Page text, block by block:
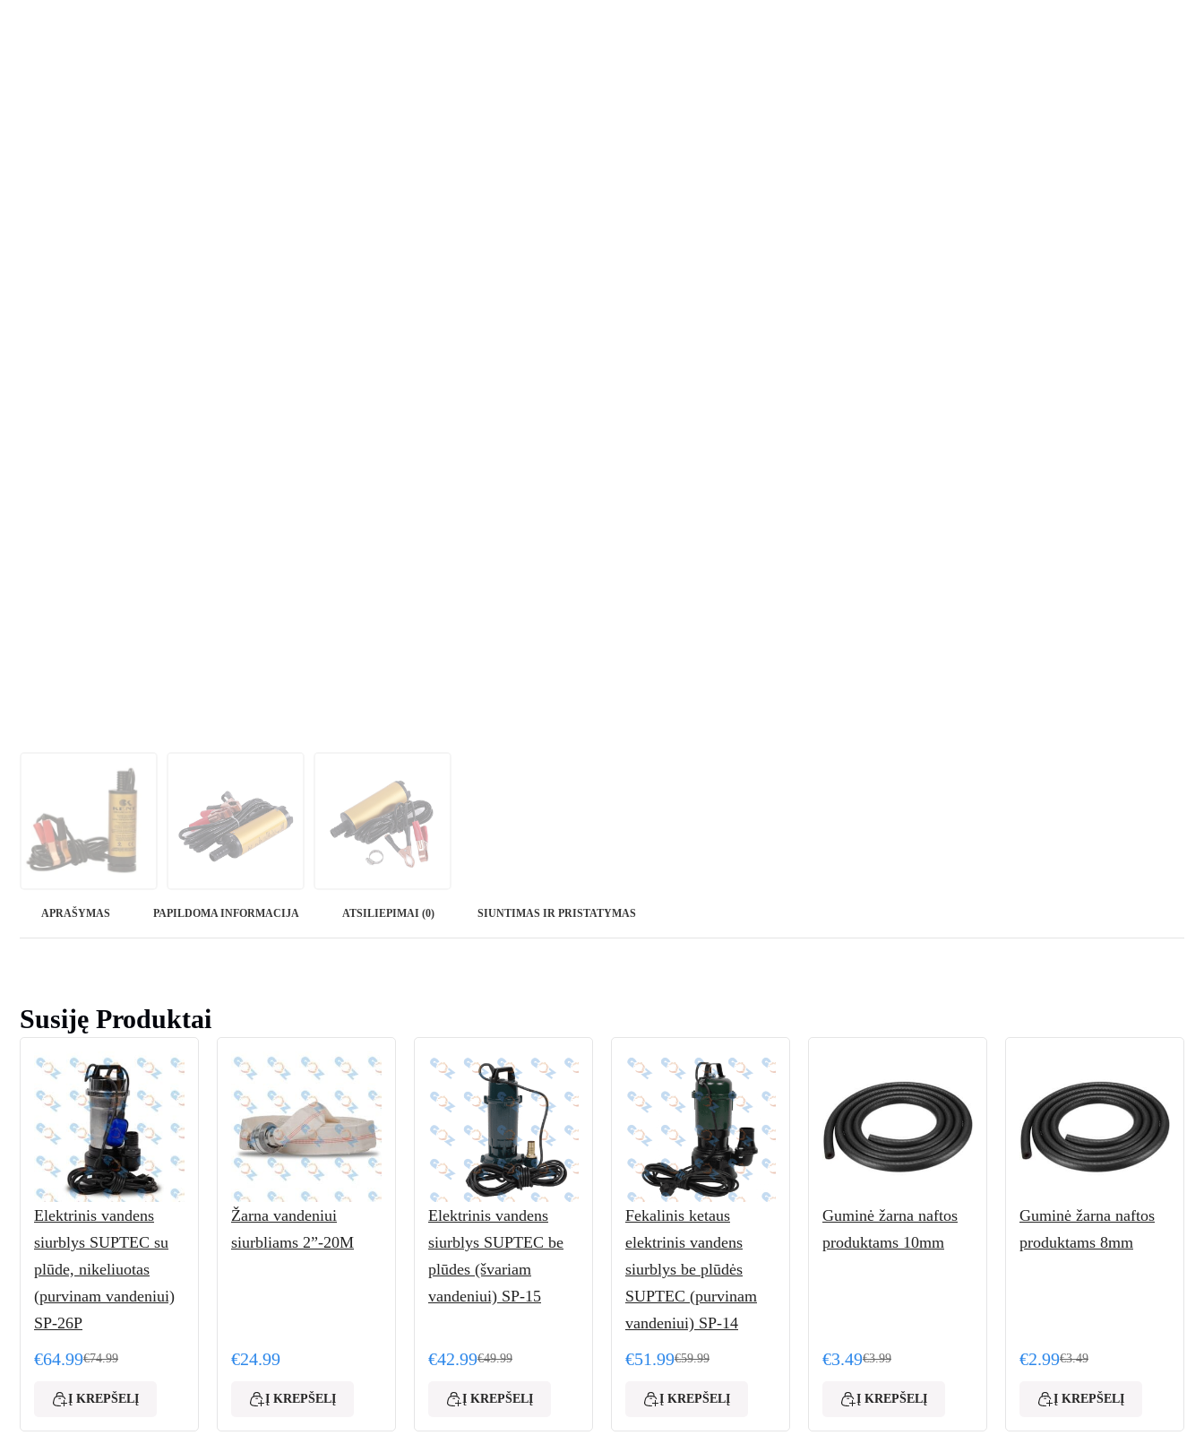
APRAŠYMAS PAPILDOMA INFORMACIJA ATSILIEPIMAI (0) SIUNTIMAS IR PRISTATYMAS
Susiję Produktai
Elektrinis vandens
siurblys SUPTEC su
plūde, nikeliuotas
(purvinam vandeniui)
SP-26P
€74.99
Original price was: €74.99.
€64.99
Current price is: €64.99.
Į KREPŠELĮ
Žarna vandeniui
siurbliams 2”-20M
€24.99
Į KREPŠELĮ
Elektrinis vandens
siurblys SUPTEC be
plūdes (švariam
vandeniui) SP-15
€49.99
Original price was: €49.99.
€42.99
Current price is: €42.99.
Į KREPŠELĮ
Fekalinis ketaus
elektrinis vandens
siurblys be plūdės
SUPTEC (purvinam
vandeniui) SP-14
€59.99
Original price was: €59.99.
€51.99
Current price is: €51.99.
Į KREPŠELĮ
Guminė žarna naftos
produktams 10mm
€3.99
Original price was: €3.99.
€3.49
Current price is: €3.49.
Į KREPŠELĮ
Guminė žarna naftos
produktams 8mm
€3.49
Original price was:
€2.99
Current price is: €2.99.
Į KREPŠELĮ